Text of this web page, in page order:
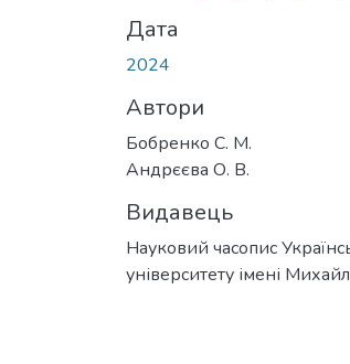
Дата
2024
Автори
Бобренко С. М.
Андрєєва О. В.
Видавець
Науковий часопис
університету імені